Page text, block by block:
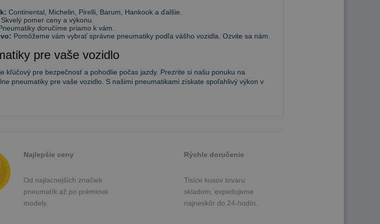
Continental, Michelin, Pirelli, Barum, Hankook a ďalšie.
Skvelý pomer ceny a výkonu.
doručíme priamo k vám.
Pomôžeme vám vybrať správne pneumatiky podľa vášho vozidla. Ozvite sa nám.
pre vaše vozidlo
je kľúčový pre bezpečnosť a pohodlie počas jazdy. Prezrite si našu ponuku na
pneumatiky pre vaše vozidlo. S našimi pneumatikami získate spoľahlivý výkon v
Najlepšie ceny
Od najlacnejších značiek
pneumatík až po prémiové
modely.
Rýchle doručenie
Tisíce kusov tovaru
skladom, expedujeme
najneskôr do 24-hodín.